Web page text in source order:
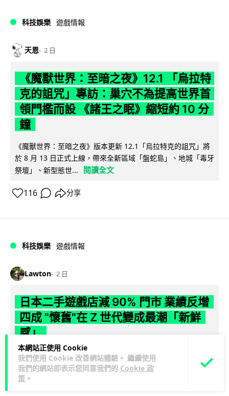
本網站正使用 Cookie
我們使用 Cookie 改善網站體驗。 繼續使用
我們的網站即表示您同意我們的 Cookie 政
策 。
科技娛樂 遊戲情報
天恩 2 日
《魔獸世界：至暗之夜》12.1 「烏拉特
克的詛咒」專訪：巢穴不為提高世界首
領門檻而設 《諸王之眠》縮短約 10 分
鐘
《魔獸世界：至暗之夜》版本更新 12.1「烏拉特克的詛咒」將
於 8 月 13 日正式上線，帶來全新區域「盤蛇島」、地城「毒牙
祭壇」、新型態世...
閱讀全文
116 分享
科技娛樂 遊戲情報
Lawton 2 日
日本二手遊戲店減 90% 門市 業績反增
四成 "懷舊"在 Z 世代變成最潮「新鮮
感」
日本零售巨頭 GEO 將懷舊遊戲銷售門市從 1,000 間大幅減至
99 間，但銷售額卻不降反升至過往的 1.4 倍。做到「減店增
收」奇蹟，...